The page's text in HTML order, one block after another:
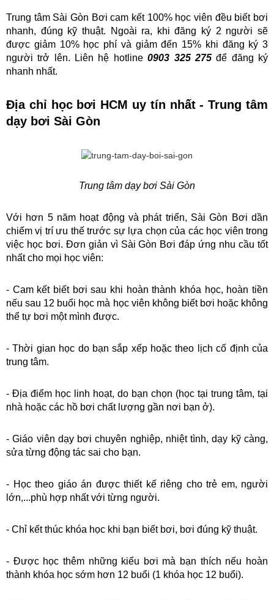
Trung tâm Sài Gòn Bơi cam kết 100% học viên đều biết bơi
nhanh, đúng kỹ thuật. Ngoài ra, khi đăng ký 2 người sẽ
được giảm 10% học phí và giảm đến 15% khi đăng ký 3
người trở lên. Liên hệ hotline 0903 325 275 để đăng ký
nhanh nhất.
Địa chỉ học bơi HCM uy tín nhất - Trung tâm
dạy bơi Sài Gòn
Trung tâm dạy bơi Sài Gòn
Với hơn 5 năm hoạt động và phát triển, Sài Gòn Bơi dần
chiếm vị trí ưu thế trước sự lựa chọn của các học viên trong
việc học bơi. Đơn giản vì Sài Gòn Bơi đáp ứng nhu cầu tốt
nhất cho mọi học viên:
- Cam kết biết bơi sau khi hoàn thành khóa học, hoàn tiền
nếu sau 12 buổi học mà học viên không biết bơi hoặc không
thể tự bơi một mình được.
- Thời gian học do bạn sắp xếp hoặc theo lịch cố định của
trung tâm.
- Địa điểm học linh hoạt, do bạn chọn (học tại trung tâm, tại
nhà hoặc các hồ bơi chất lượng gần nơi bạn ở).
- Giáo viên dạy bơi chuyên nghiệp, nhiệt tình, dạy kỹ càng,
sửa từng động tác sai cho bạn.
- Học theo giáo án được thiết kế riêng cho trẻ em, người
lớn,...phù hợp nhất với từng người.
- Chỉ kết thúc khóa học khi bạn biết bơi, bơi đúng kỹ thuật.
- Được học thêm những kiểu bơi mà bạn thích nếu hoàn
thành khóa học sớm hơn 12 buổi (1 khóa học 12 buổi).